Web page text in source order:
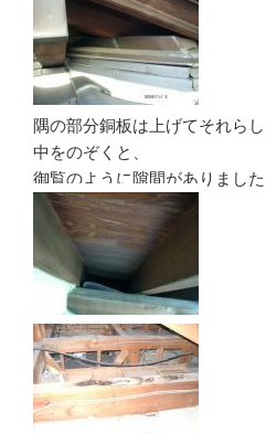
隅の部分銅板は上げてそれら
中をのぞくと、
御覧のように隙間がありました